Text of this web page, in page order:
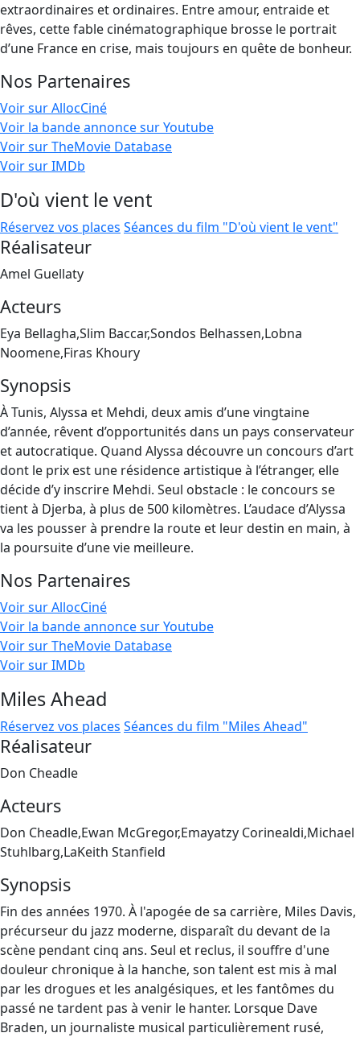
extraordinaires et ordinaires. Entre amour, entraide et
rêves, cette fable cinématographique brosse le portrait
d’une France en crise, mais toujours en quête de bonheur.
Nos Partenaires
Voir sur AllocCiné
Voir la bande annonce sur Youtube
Voir sur TheMovie Database
Voir sur IMDb
D'où vient le vent
Réservez vos places Séances du film "D'où vient le vent"
Réalisateur
Amel Guellaty
Acteurs
Eya Bellagha,Slim Baccar,Sondos Belhassen,Lobna
Noomene,Firas Khoury
Synopsis
À Tunis, Alyssa et Mehdi, deux amis d’une vingtaine
d’année, rêvent d’opportunités dans un pays conservateur
et autocratique. Quand Alyssa découvre un concours d’art
dont le prix est une résidence artistique à l’étranger, elle
décide d’y inscrire Mehdi. Seul obstacle : le concours se
tient à Djerba, à plus de 500 kilomètres. L’audace d’Alyssa
va les pousser à prendre la route et leur destin en main, à
la poursuite d’une vie meilleure.
Nos Partenaires
Voir sur AllocCiné
Voir la bande annonce sur Youtube
Voir sur TheMovie Database
Voir sur IMDb
Miles Ahead
Réservez vos places Séances du film "Miles Ahead"
Réalisateur
Don Cheadle
Acteurs
Don Cheadle,Ewan McGregor,Emayatzy Corinealdi,Michael
Stuhlbarg,LaKeith Stanfield
Synopsis
Fin des années 1970. À l'apogée de sa carrière, Miles Davis,
précurseur du jazz moderne, disparaît du devant de la
scène pendant cinq ans. Seul et reclus, il souffre d'une
douleur chronique à la hanche, son talent est mis à mal
par les drogues et les analgésiques, et les fantômes du
passé ne tardent pas à venir le hanter. Lorsque Dave
Braden, un journaliste musical particulièrement rusé,